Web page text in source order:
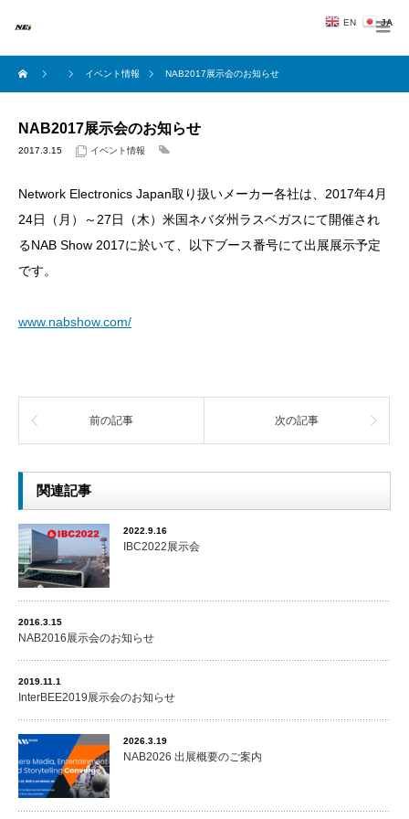
イベント情報 NAB2017展示会のお知らせ
NAB2017展示会のお知らせ
2017.3.15 イベント情報
Network Electronics Japan取り扱いメーカー各社は、2017年4月
24日（月）～27日（木）米国ネバダ州ラスベガスにて開催され
るNAB Show 2017に於いて、以下ブース番号にて出展展示予定
です。
www.nabshow.com/
前の記事 次の記事
関連記事
2022.9.16
IBC2022展示会
2016.3.15
NAB2016展示会のお知らせ
2019.11.1
InterBEE2019展示会のお知らせ
2026.3.19
NAB2026 出展概要のご案内
EN JA